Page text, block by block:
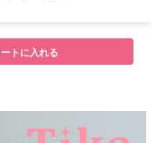
トに入れる